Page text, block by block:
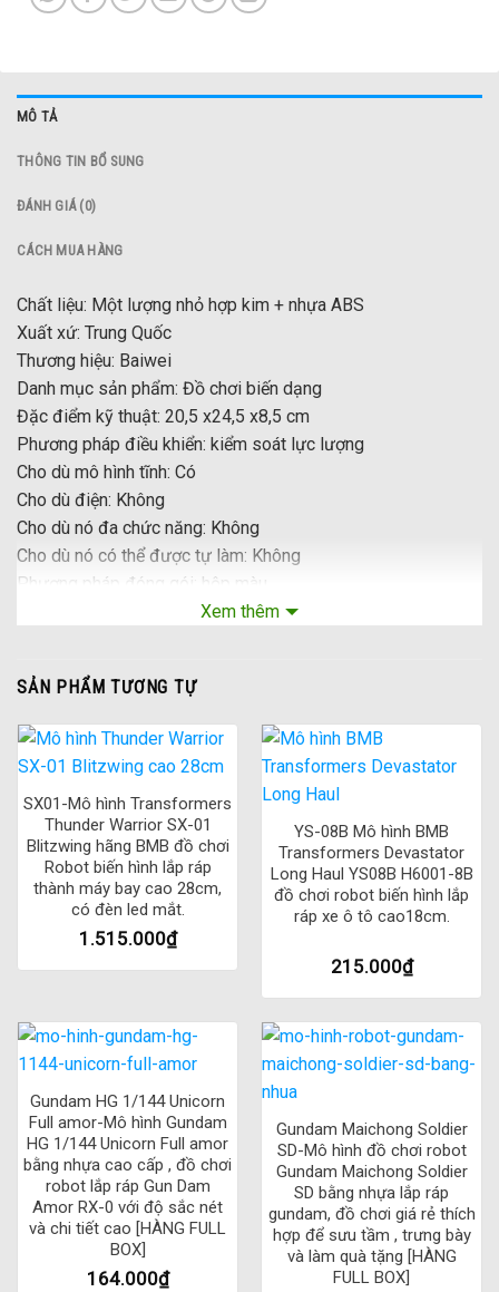
MÔ TẢ
THÔNG TIN BỔ SUNG
ĐÁNH GIÁ (0)
CÁCH MUA HÀNG
Chất liệu: Một lượng nhỏ hợp kim + nhựa ABS
Xuất xứ: Trung Quốc
Thương hiệu: Baiwei
Danh mục sản phẩm: Đồ chơi biến dạng
Đặc điểm kỹ thuật: 20,5 x24,5 x8,5 cm
Phương pháp điều khiển: kiểm soát lực lượng
Cho dù mô hình tĩnh: Có
Cho dù điện: Không
Cho dù nó đa chức năng: Không
Cho dù nó có thể được tự làm: Không
Phương pháp đóng gói: hộp màu
Màu: Baiwei Tank Wei [TW -1029] Độ tuổi áp dụng: Thanh
Xem thêm
SẢN PHẨM TƯƠNG TỰ
SX01-Mô hình Transformers
Thunder Warrior SX-01
Blitzwing hãng BMB đồ chơi
Robot biến hình lắp ráp
thành máy bay cao 28cm,
có đèn led mắt.
1.515.000₫
YS-08B Mô hình BMB
Transformers Devastator
Long Haul YS08B H6001-8B
đồ chơi robot biến hình lắp
ráp xe ô tô cao18cm.
215.000₫
Gundam HG 1/144 Unicorn
Full amor-Mô hình Gundam
HG 1/144 Unicorn Full amor
bằng nhựa cao cấp , đồ chơi
robot lắp ráp Gun Dam
Amor RX-0 với độ sắc nét
và chi tiết cao [HÀNG FULL
BOX]
164.000₫
Gundam Maichong Soldier
SD-Mô hình đồ chơi robot
Gundam Maichong Soldier
SD bằng nhựa lắp ráp
gundam, đồ chơi giá rẻ thích
hợp để sưu tầm , trưng bày
và làm quà tặng [HÀNG
FULL BOX]